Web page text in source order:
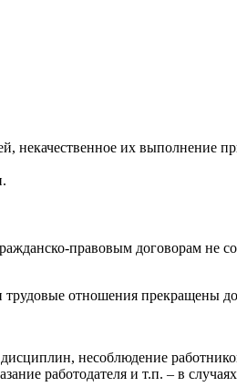
некачественное их выполнение
правовым договорам не
отношения прекращены до
несоблюдение
работодателя и т.п. – в